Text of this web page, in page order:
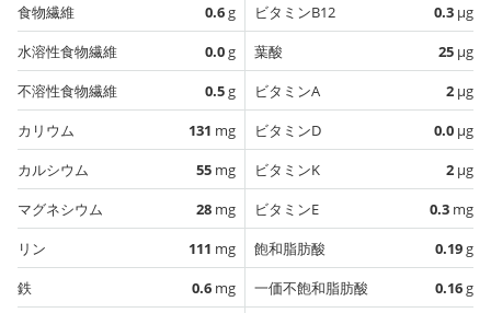
食物繊維
0.6g
水溶性食物繊維
0.0g
不溶性食物繊維
0.5g
カリウム
131 mg
カルシウム
55 mg
マグネシウム
28 mg
リン
111 mg
鉄
0.6 mg
ビタミンB12
0.3 µg
葉酸
25 µg
ビタミンA
2 µg
ビタミンD
0.0 µg
ビタミンK
2 µg
ビタミンE
0.3 mg
飽和脂肪酸
0.19g
一価不飽和脂肪酸
0.16g